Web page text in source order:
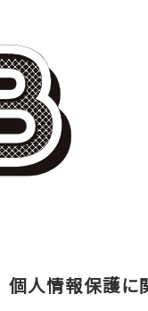
個人情報保護に